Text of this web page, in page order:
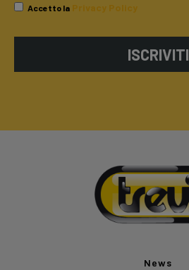
Accetto la Privacy Policy
ISCRIVITI
News